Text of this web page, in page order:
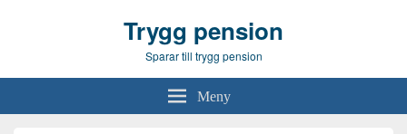
Trygg pension
Sparar till trygg pension
Meny